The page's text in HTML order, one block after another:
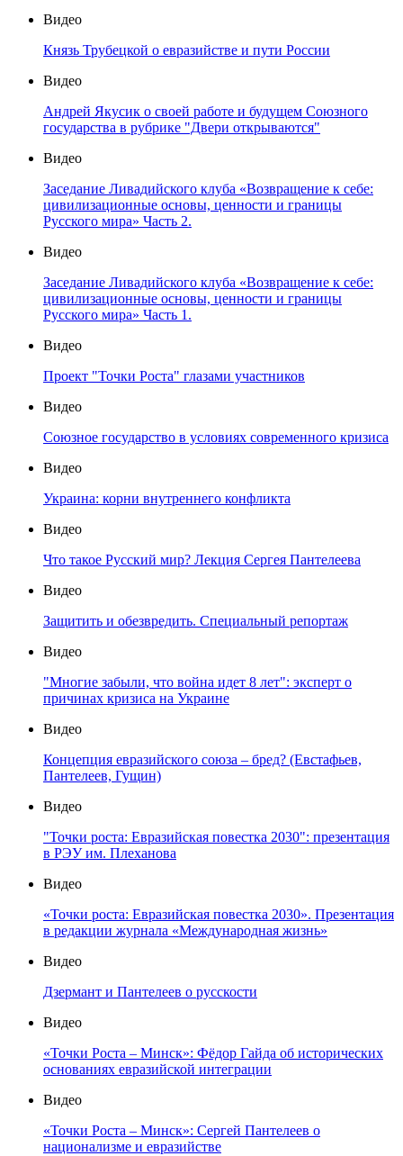
Видео
Князь Трубецкой о евразийстве и пути России
Видео
Андрей Якусик о своей работе и будущем Союзного
государства в рубрике "Двери открываются"
Видео
Заседание Ливадийского клуба «Возвращение к себе:
цивилизационные основы, ценности и границы
Русского мира» Часть 2.
Видео
Заседание Ливадийского клуба «Возвращение к себе:
цивилизационные основы, ценности и границы
Русского мира» Часть 1.
Видео
Проект "Точки Роста" глазами участников
Видео
Союзное государство в условиях современного кризиса
Видео
Украина: корни внутреннего конфликта
Видео
Что такое Русский мир? Лекция Сергея Пантелеева
Видео
Защитить и обезвредить. Специальный репортаж
Видео
"Многие забыли, что война идет 8 лет": эксперт о
причинах кризиса на Украине
Видео
Концепция евразийского союза – бред? (Евстафьев,
Пантелеев, Гущин)
Видео
"Точки роста: Евразийская повестка 2030": презентация
в РЭУ им. Плеханова
Видео
«Точки роста: Евразийская повестка 2030». Презентация
в редакции журнала «Международная жизнь»
Видео
Дзермант и Пантелеев о русскости
Видео
«Точки Роста – Минск»: Фёдор Гайда об исторических
основаниях евразийской интеграции
Видео
«Точки Роста – Минск»: Сергей Пантелеев о
национализме и евразийстве